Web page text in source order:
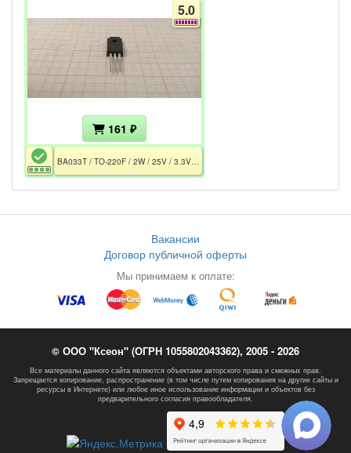
5.0
161 ₽
BA033T / TO-220F / 2W / 25V / 3.3V / 1A / 55dB / В эксплуатации не был
Вакансии
Договор публичной оферты
Мы принимаем к оплате:
© ООО "Ксеон" (ОГРН 1055802043362), 2005 - 2026
Все материалы данного сайта являются объектами авторского права и смежных прав.
Запрещается копирование, распространение (в том числе путем копирования на другие сайты и
ресурсы в Интернете) или любое иное использование информации и объектов без
предварительного согласия правообладателя.